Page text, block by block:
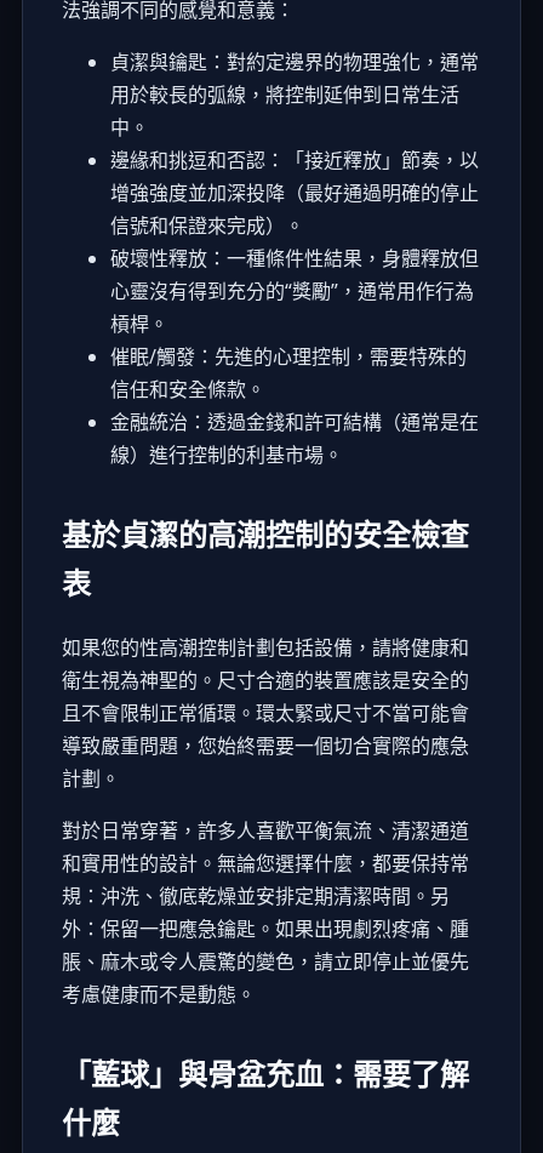
法強調不同的感覺和意義：
貞潔與鑰匙：對約定邊界的物理強化，通常
用於較長的弧線，將控制延伸到日常生活
中。
邊緣和挑逗和否認：「接近釋放」節奏，以
增強強度並加深投降（最好通過明確的停止
信號和保證來完成）。
破壞性釋放：一種條件性結果，身體釋放但
心靈沒有得到充分的“獎勵”，通常用作行為
槓桿。
催眠/觸發：先進的心理控制，需要特殊的
信任和安全條款。
金融統治：透過金錢和許可結構（通常是在
線）進行控制的利基市場。
基於貞潔的高潮控制的安全檢查
表
如果您的性高潮控制計劃包括設備，請將健康和
衛生視為神聖的。尺寸合適的裝置應該是安全的
且不會限制正常循環。環太緊或尺寸不當可能會
導致嚴重問題，您始終需要一個切合實際的應急
計劃。
對於日常穿著，許多人喜歡平衡氣流、清潔通道
和實用性的設計。無論您選擇什麼，都要保持常
規：沖洗、徹底乾燥並安排定期清潔時間。另
外：保留一把應急鑰匙。如果出現劇烈疼痛、腫
脹、麻木或令人震驚的變色，請立即停止並優先
考慮健康而不是動態。
「藍球」與骨盆充血：需要了解
什麼